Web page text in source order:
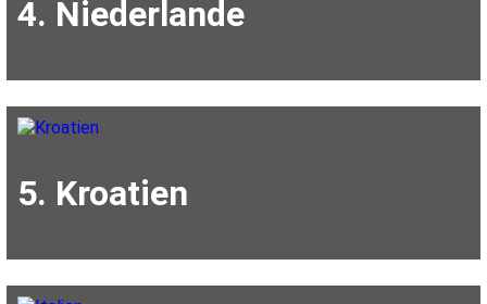
4. Niederlande
5. Kroatien